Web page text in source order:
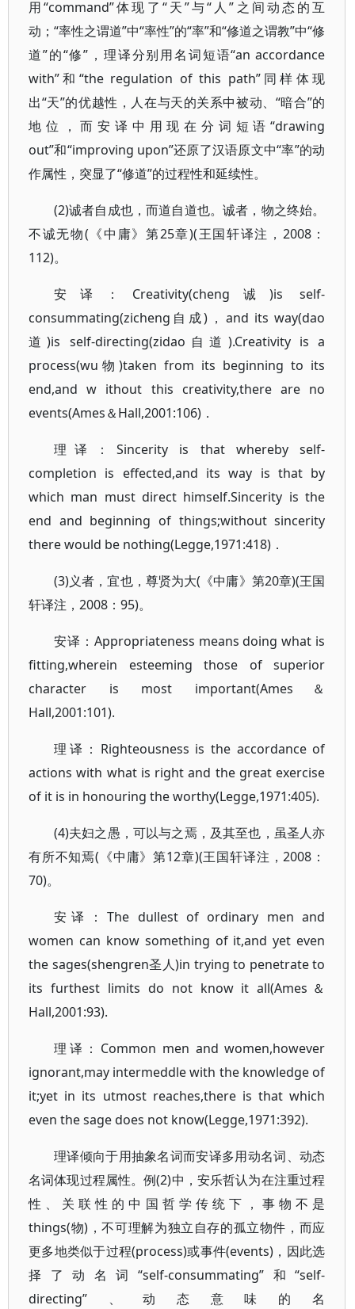
用“command”体现了“天”与“人”之间动态的互
动；“率性之谓道”中“率性”的“率”和“修道之谓教”中“修
道”的“修”，理译分别用名词短语“an accordance
with”和“the regulation of this path”同样体现
出“天”的优越性，人在与天的关系中被动、“暗合”的
地位，而安译中用现在分词短语“drawing
out”和“improving upon”还原了汉语原文中“率”的动
作属性，突显了“修道”的过程性和延续性。
(2)诚者自成也，而道自道也。诚者，物之终始。
不诚无物(《中庸》第25章)(王国轩译注，2008：
112)。
安译：Creativity(cheng诚)is self-
consummating(zicheng自成)，and its way(dao
道)is self-directing(zidao自道).Creativity is a
process(wu物)taken from its beginning to its
end,and w ithout this creativity,there are no
events(Ames＆Hall,2001:106)．
理译：Sincerity is that whereby self-
completion is effected,and its way is that by
which man must direct himself.Sincerity is the
end and beginning of things;without sincerity
there would be nothing(Legge,1971:418)．
(3)义者，宜也，尊贤为大(《中庸》第20章)(王国
轩译注，2008：95)。
安译：Appropriateness means doing what is
fitting,wherein esteeming those of superior
character is most important(Ames＆
Hall,2001:101).
理译：Righteousness is the accordance of
actions with what is right and the great exercise
of it is in honouring the worthy(Legge,1971:405).
(4)夫妇之愚，可以与之焉，及其至也，虽圣人亦
有所不知焉(《中庸》第12章)(王国轩译注，2008：
70)。
安译：The dullest of ordinary men and
women can know something of it,and yet even
the sages(shengren圣人)in trying to penetrate to
its furthest limits do not know it all(Ames＆
Hall,2001:93).
理译：Common men and women,however
ignorant,may intermeddle with the knowledge of
it;yet in its utmost reaches,there is that which
even the sage does not know(Legge,1971:392).
理译倾向于用抽象名词而安译多用动名词、动态
名词体现过程属性。例(2)中，安乐哲认为在注重过程
性、关联性的中国哲学传统下，事物不是
things(物)，不可理解为独立自存的孤立物件，而应
更多地类似于过程(process)或事件(events)，因此选
择了动名词“self-consummating”和“self-
directing”、动态意味的名